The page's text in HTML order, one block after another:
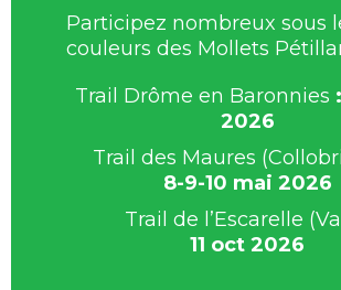
Participez nombreux sous
couleurs des Mollets
Trail Drôme en Baronnies
2026
Trail des Maures
8-9-10 mai 2026
Trail de l’Escarelle
11 oct 2026